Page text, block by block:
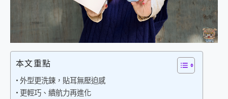
DJI Osmo Pocket 3 爽爽帶回家 歡慶 EaseUS 21 週年到來，「Slogan 海報徵稿活動」好康大放送
小巧好吸不擋鏡頭 有Qi2認證的 ONPRO MagReact MXs2 5000mAh薄型磁吸無線急速行動電源 開箱 評測
百倍變焦實測~ vivo X200 Pro 與 S25 Ultra 誰能滿足全場景拍攝需求？
本文重點
外型更洗鍊，貼耳無壓迫感
更輕巧、續航力再進化